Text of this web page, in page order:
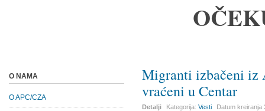
Migranti izbačeni iz
vraćeni u Centar
Detalji Kategorija:Vesti Datum kreiranja
O NAMA
O APC/CZA